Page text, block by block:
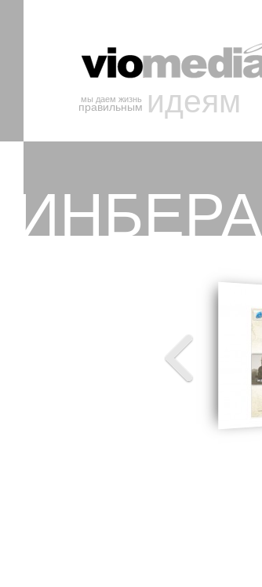
мы даем жизнь
правильным идеям
ИНБЕРА